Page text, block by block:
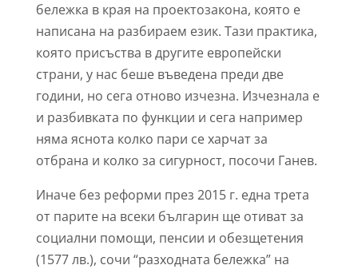
бележка в края на проектозакона, която е
написана на разбираем език. Тази практика,
която присъства в другите европейски
страни, у нас беше въведена преди две
години, но сега отново изчезна. Изчезнала е
и разбивката по функции и сега например
няма яснота колко пари се харчат за
отбрана и колко за сигурност, посочи Ганев.
Иначе без реформи през 2015 г. една трета
от парите на всеки българин ще отиват за
социални помощи, пенсии и обезщетения
(1577 лв.), сочи “разходната бележка” на